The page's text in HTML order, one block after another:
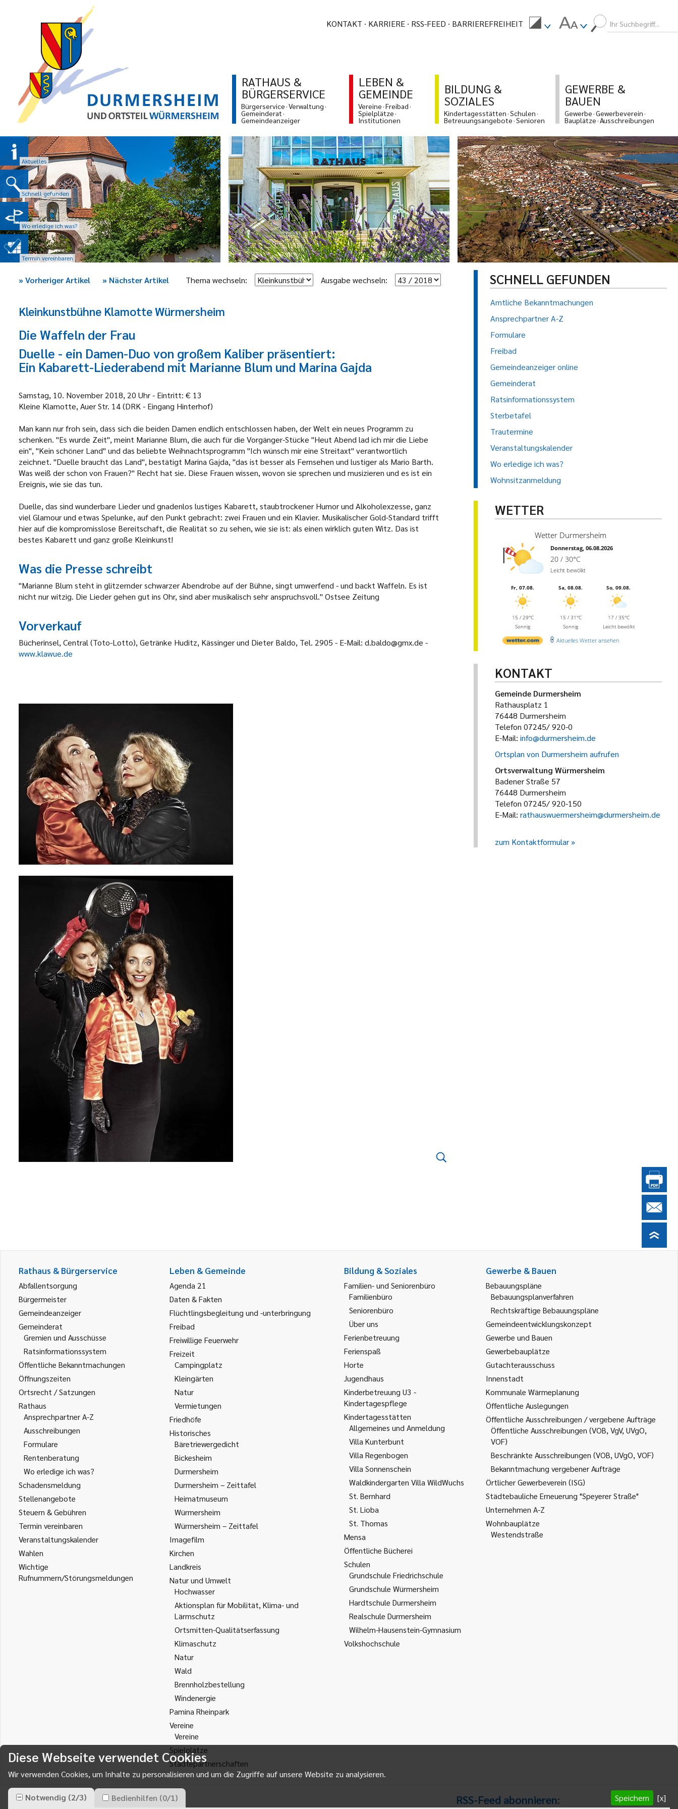
KONTAKT KARRIERE RSS-FEED BARRIEREFREIHEIT
RATHAUS &
BÜRGERSERVICE
Bürgerservice Verwaltung
Gemeinderat
Gemeindeanzeiger
LEBEN &
GEMEINDE
Vereine Freibad
Spielplätze
Institutionen
BILDUNG &
SOZIALES
Kindertagesstätten Schulen
Betreuungsangebote Senioren
GEWERBE &
BAUEN
Gewerbe Gewerbeverein
Bauplätze Ausschreibungen
Aktuelles
Schnell gefunden
Wo erledige ich was?
Termin vereinbaren
»Vorheriger Artikel » Nächster Artikel Thema wechseln: Ausgabe wechseln:
Kleinkunstbühne Klamotte Würmersheim
Die Waffeln der Frau
Duelle - ein Damen-Duo von großem Kaliber präsentiert:
Ein Kabarett-Liederabend mit Marianne Blum und Marina Gajda
Samstag, 10. November 2018, 20 Uhr - Eintritt: € 13
Kleine Klamotte, Auer Str. 14 (DRK - Eingang Hinterhof)
Man kann nur froh sein, dass sich die beiden Damen endlich entschlossen haben, der Welt ein neues Programm zu
schenken. "Es wurde Zeit", meint Marianne Blum, die auch für die Vorgänger-Stücke "Heut Abend lad ich mir die Liebe
ein", "Kein schöner Land" und das beliebte Weihnachtsprogramm "Ich wünsch mir eine Streitaxt" verantwortlich
zeichnet. "Duelle braucht das Land", bestätigt Marina Gajda, "das ist besser als Fernsehen und lustiger als Mario Barth.
Was weiß der schon von Frauen?" Recht hat sie. Diese Frauen wissen, wovon sie sprechen und musizieren und es ist ein
Ereignis, wie sie das tun.
Duelle, das sind wunderbare Lieder und gnadenlos lustiges Kabarett, staubtrockener Humor und Alkoholexzesse, ganz
viel Glamour und etwas Spelunke, auf den Punkt gebracht: zwei Frauen und ein Klavier. Musikalischer Gold-Standard trifft
hier auf die kompromisslose Bereitschaft, die Realität so zu sehen, wie sie ist: als einen wirklich guten Witz. Das ist
bestes Kabarett und ganz große Kleinkunst!
Was die Presse schreibt
"Marianne Blum steht in glitzernder schwarzer Abendrobe auf der Bühne, singt umwerfend - und backt Waffeln. Es ist
nicht nur witzig. Die Lieder gehen gut ins Ohr, sind aber musikalisch sehr anspruchsvoll." Ostsee Zeitung
Vorverkauf
Bücherinsel, Central (Toto-Lotto), Getränke Huditz, Kässinger und Dieter Baldo, Tel. 2905 - E-Mail: d.baldo@gmx.de -
www.klawue.de
SCHNELL GEFUNDEN
Amtliche Bekanntmachungen
Ansprechpartner A-Z
Formulare
Freibad
Gemeindeanzeiger online
Gemeinderat
Ratsinformationssystem
Sterbetafel
Trautermine
Veranstaltungskalender
Wo erledige ich was?
Wohnsitzanmeldung
WETTER
Wetter Durmersheim
Donnerstag, 06.08.2026
20 / 30°C
Leicht bewölkt
Fr, 07.08.
15 / 29°C
Sonnig
Sa, 08.08.
15 / 31°C
Sonnig
So, 09.08.
17 / 35°C
Leicht bewölkt
Aktuelles Wetter ansehen
KONTAKT
Gemeinde Durmersheim
Rathausplatz 1
76448 Durmersheim
Telefon 07245/ 920-0
E-Mail: info@durmersheim.de
Ortsplan von Durmersheim aufrufen
Ortsverwaltung Würmersheim
Badener Straße 57
76448 Durmersheim
Telefon 07245/ 920-150
E-Mail: rathauswuermersheim@durmersheim.de
zum Kontaktformular
Rathaus & Bürgerservice
Abfallentsorgung
Bürgermeister
Gemeindeanzeiger
Gemeinderat
Gremien und Ausschüsse
Ratsinformationssystem
Öffentliche Bekanntmachungen
Öffnungszeiten
Ortsrecht / Satzungen
Rathaus
Ansprechpartner A-Z
Ausschreibungen
Formulare
Rentenberatung
Wo erledige ich was?
Schadensmeldung
Stellenangebote
Steuern & Gebühren
Termin vereinbaren
Veranstaltungskalender
Wahlen
Wichtige
Rufnummern/Störungsmeldungen
Leben & Gemeinde
Agenda 21
Daten & Fakten
Flüchtlingsbegleitung und -unterbringung
Freibad
Freiwillige Feuerwehr
Freizeit
Campingplatz
Kleingärten
Natur
Vermietungen
Friedhöfe
Historisches
Bäretriewergedicht
Bickesheim
Durmersheim
Durmersheim – Zeittafel
Heimatmuseum
Würmersheim
Würmersheim – Zeittafel
Imagefilm
Kirchen
Landkreis
Natur und Umwelt
Hochwasser
Aktionsplan für Mobilität, Klima- und
Lärmschutz
Ortsmitten-Qualitätserfassung
Klimaschutz
Natur
Wald
Brennholzbestellung
Windenergie
Pamina Rheinpark
Vereine
Vereine
Spielplätze
Städtepartnerschaften
Bildung & Soziales
Familien- und Seniorenbüro
Familienbüro
Seniorenbüro
Über uns
Ferienbetreuung
Ferienspaß
Horte
Jugendhaus
Kinderbetreuung U3 -
Kindertagespflege
Kindertagesstätten
Allgemeines und Anmeldung
Villa Kunterbunt
Villa Regenbogen
Villa Sonnenschein
Waldkindergarten Villa WildWuchs
St. Bernhard
St. Lioba
St. Thomas
Mensa
Öffentliche Bücherei
Schulen
Grundschule Friedrichschule
Grundschule Würmersheim
Hardtschule Durmersheim
Realschule Durmersheim
Wilhelm-Hausenstein-Gymnasium
Volkshochschule
Gewerbe & Bauen
Bebauungspläne
Bebauungsplanverfahren
Rechtskräftige Bebauungspläne
Gemeindeentwicklungskonzept
Gewerbe und Bauen
Gewerbebauplätze
Gutachterausschuss
Innenstadt
Kommunale Wärmeplanung
Öffentliche Auslegungen
Öffentliche Ausschreibungen / vergebene Aufträge
Öffentliche Ausschreibungen (VOB, VgV, UVgO,
VOF)
Beschränkte Ausschreibungen (VOB, UVgO, VOF)
Bekanntmachung vergebener Aufträge
Örtlicher Gewerbeverein (ISG)
Städtebauliche Erneuerung "Speyerer Straße"
Unternehmen A-Z
Wohnbauplätze
Westendstraße
Gemeinde Durmersheim RSS-Feed abonnieren:
Diese Webseite verwendet Cookies
Wir verwenden Cookies, um Inhalte zu personalisieren und um die Zugriffe auf unsere Website zu analysieren.
Notwendig (2/3) Bedienhilfen (0/1) Speichern [x]